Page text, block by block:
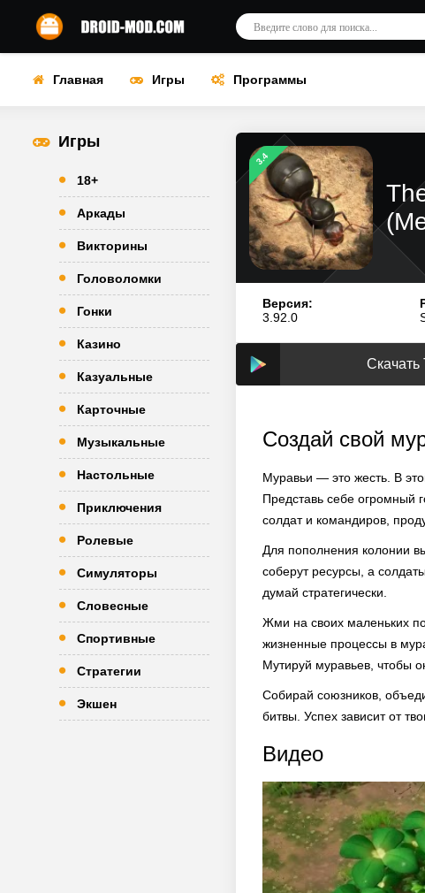
Главная Игры Программы
Игры
18+
Аркады
Викторины
Головоломки
Гонки
Казино
Казуальные
Карточные
Музыкальные
Настольные
Приключения
Ролевые
Симуляторы
Словесные
Спортивные
Стратегии
Экшен
3.4
Версия:
3.92.0
Создай свой
Муравьи — это жесть. В
Представь себе огромный
солдат и командиров,
Для пополнения колонии
соберут ресурсы, а
думай стратегически.
Жми на своих маленьких
жизненные процессы в
Мутируй муравьев, чтобы
Собирай союзников,
битвы. Успех зависит от
Видео